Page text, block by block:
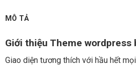
MÔ TẢ
Giới thiệu Theme wordpress
Giao diện tương thích với hầu hết